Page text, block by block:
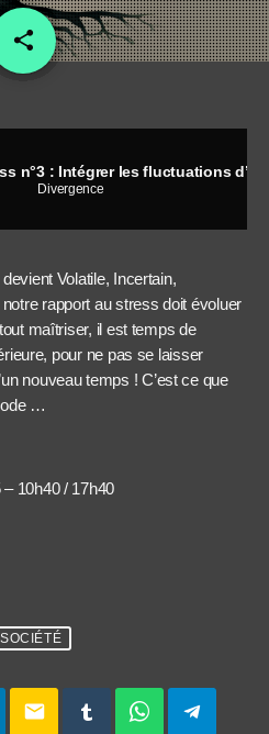
share
email
Divergence
Volatile, Incertain,
rapport au stress doit évoluer
maîtriser, il est temps de
pour ne pas se laisser
nouveau temps ! C’est ce que
…
10h40 / 17h40
SOCIÉTÉ
email